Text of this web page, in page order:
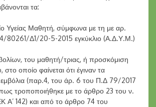
τα:
Υγείας Μαθητή, σύμφωνα με τη με αρ.
Δ1/20-5-2015 εγκύκλιο (Α.Δ.Υ.Μ.)
του μαθητή/τριας, ή προσκόμιση
στο οποίο φαίνεται ότι έγιναν τα
(παρ.4, του άρ. 6 του Π.Δ 79/2017
τροποποιήθηκε με το άρθρο 23 του ν.
142) και από το άρθρο 74 του